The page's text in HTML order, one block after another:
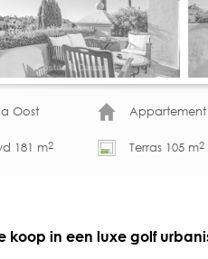
Oost Appartement
181 m2 Terras 105 m2
in een luxe golf